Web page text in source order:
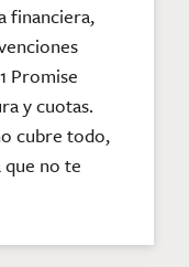
financiera,
Promise
y cuotas.
cubre todo,
no te